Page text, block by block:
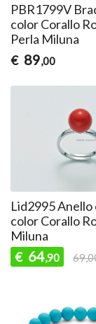
PBR1799V
color Corallo
Perla Miluna
€ 89,00
Lid2995 Anello
color Corallo
Miluna
€ 64,90